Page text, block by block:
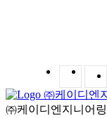
㈜케이디엔
㈜케이디엔지니어